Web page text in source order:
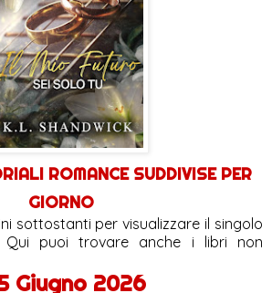
ROMANCE SUDDIVISE PER
GIORNO
sottostanti per visualizzare il singolo
Qui puoi trovare anche i libri non
Giugno 2026